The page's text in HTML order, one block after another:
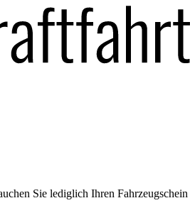
Sie lediglich Ihren